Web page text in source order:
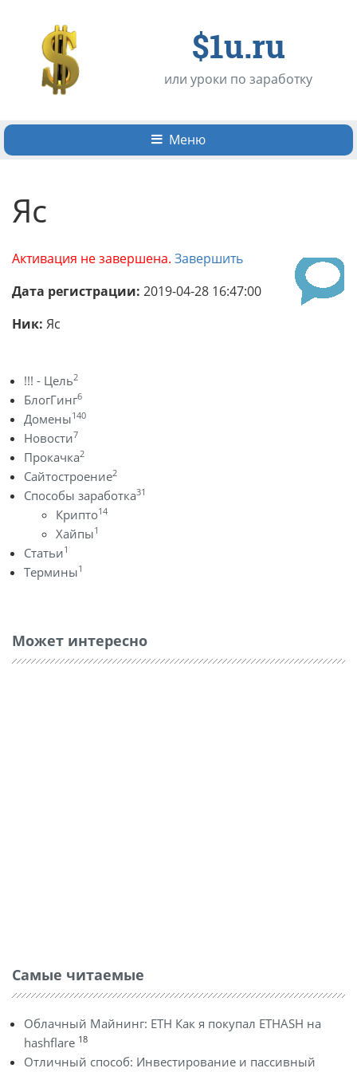
$1u.ru
или уроки по заработку
Меню
Яс
Активация не завершена. Завершить
Дата регистрации: 2019-04-28 16:47:00
Ник: Яс
!!! - Цель2
БлогГинг6
Домены140
Новости7
Прокачка2
Сайтостроение2
Способы заработка31
Крипто14
Хайпы1
Статьи1
Термины1
Может интересно
Самые читаемые
Облачный Майнинг: ETH Как я покупал ETHASH на
hashflare 18
Отличный способ: Инвестирование и пассивный